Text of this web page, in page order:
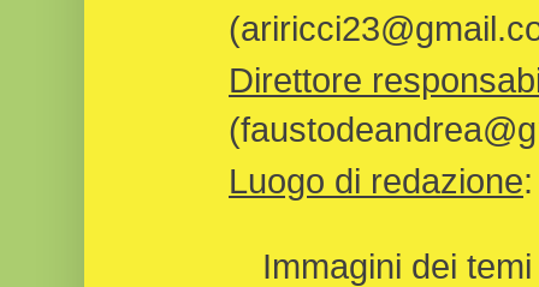
Direttore
Luogo di redazione
Immagini dei